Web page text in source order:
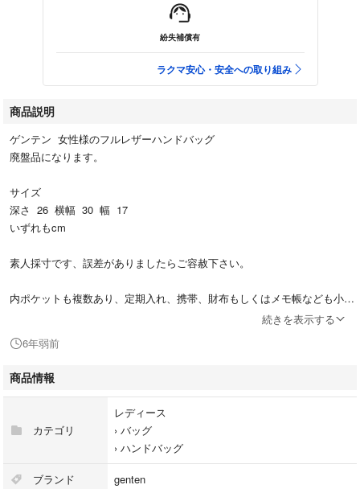
紛失補償有
ラクマ安心・安全への取り組み
商品説明
ゲンテン 女性様のフルレザーハンドバッグ
廃盤品になります。
サイズ
深さ 26 横幅 30 幅 17
いずれもcm
素人採寸です、誤差がありましたらご容赦下さい。
内ポケットも複数あり、定期入れ、携帯、財布もしくはメモ帳なども小分
多少のスレ、カバン内部にシミがあります。ご理解頂ける方はよろしくお
願いします。
れます。
気にいって頂けましたら先ず、
ご相談、ご質問だけでも構いません、お気軽にご連絡ください。
続きを表示する
6年弱前
商品情報
カテゴリ
レディース
› バッグ
› ハンドバッグ
ブランド genten